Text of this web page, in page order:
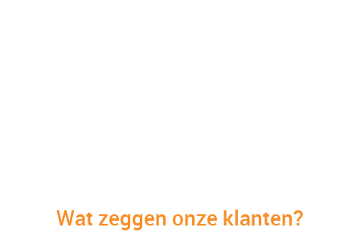
Wat zeggen onze klanten?